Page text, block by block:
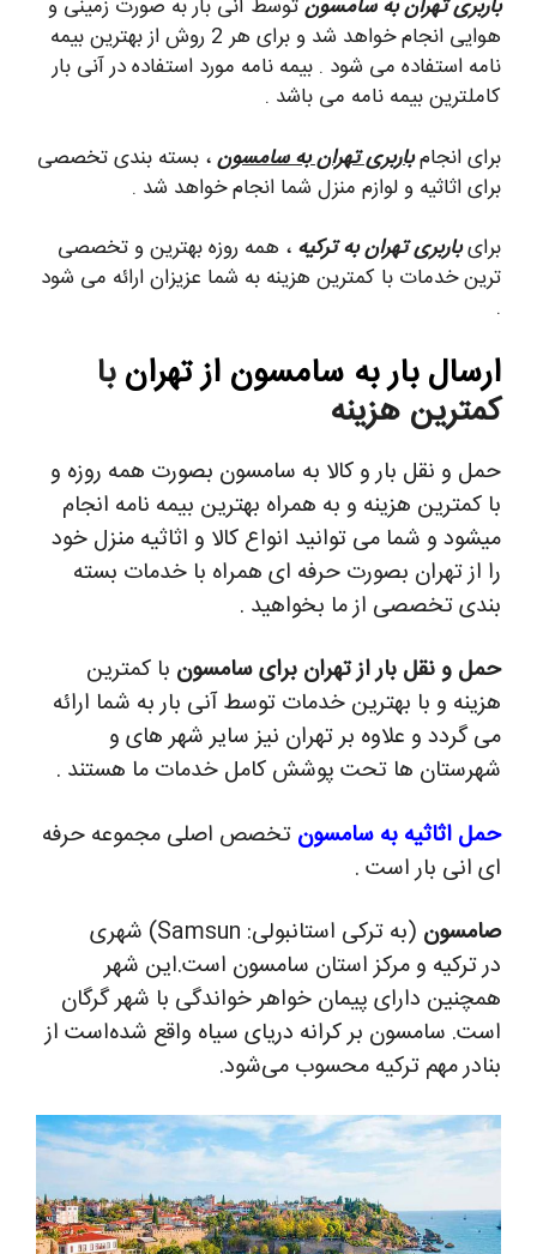
باربری تهران به سامسونتوسط آنی بار به صورت زمینی و
هوایی انجام خواهد شد و برای هر 2 روش از بهترین بیمه
نامه استفاده می شود . بیمه نامه مورد استفاده در آنی بار
کاملترین بیمه نامه می باشد .
برای انجامباربری تهران به سامسون، بسته بندی تخصصی
برای اثاثیه و لوازم منزل شما انجام خواهد شد .
برایباربری تهران به ترکیه ، همه روزه بهترین و تخصصی
ترین خدمات با کمترین هزینه به شما عزیزان ارائه می شود
.
ارسال بار به سامسون از تهرانبا
کمترین هزینه
حمل و نقل بار و کالا به سامسون بصورت همه روزه و
با کمترین هزینه و به همراه بهترین بیمه نامه انجام
میشود و شما می توانید انواع کالا و اثاثیه منزل خود
را از تهران بصورت حرفه ای همراه با خدمات بسته
بندی تخصصی از ما بخواهید .
حمل و نقل بار از تهران برای سامسون با کمترین
هزینه و با بهترین خدمات توسط آنی بار به شما ارائه
می گردد و علاوه بر تهران نیز سایر شهر های و
شهرستان ها تحت پوشش کامل خدمات ما هستند .
حمل اثاثیه به سامسون تخصص اصلی مجموعه حرفه
ای انی بار است .
صامسون (به ترکی استانبولی: Samsun) شهری
در ترکیه و مرکز استان سامسون است.این شهر
همچنین دارای پیمان خواهر خواندگی با شهر گرگان
است. سامسون بر کرانه دریای سیاه واقع شده‌است از
بنادر مهم ترکیه محسوب می‌شود.